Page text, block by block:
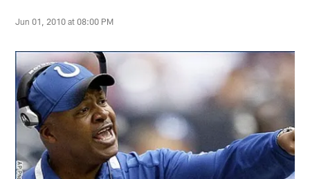
Jun 01, 2010 at 08:00 PM